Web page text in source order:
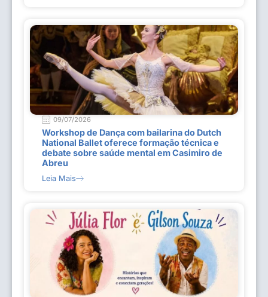
09/07/2026
Workshop de Dança com bailarina do Dutch
National Ballet oferece formação técnica e
debate sobre saúde mental em Casimiro de
Abreu
Leia Mais